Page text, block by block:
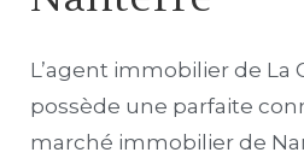
L’agent immobilier de La
possède une parfaite
marché immobilier de